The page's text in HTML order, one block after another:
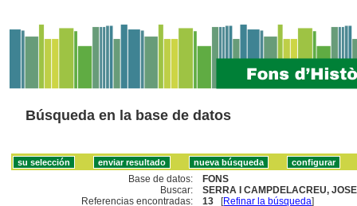
Búsqueda en la base de datos
Base de datos:
FONS
Buscar:
SERRA I CAMPDELACREU,
Referencias encontradas:
13 [Refinar la búsqueda]